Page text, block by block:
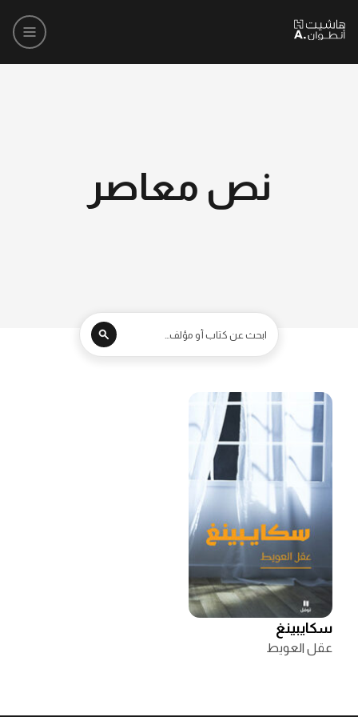
نص معاصر
سكايبينغ
عقل العويط